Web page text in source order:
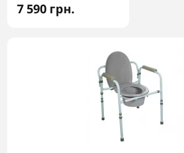
7 590 грн.